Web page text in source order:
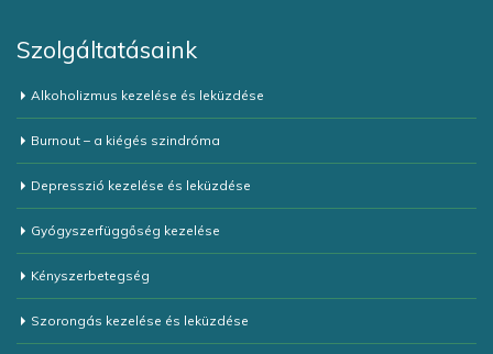
Szolgáltatásaink
Alkoholizmus kezelése és leküzdése
Burnout – a kiégés szindróma
Depresszió kezelése és leküzdése
Gyógyszerfüggőség kezelése
Kényszerbetegség
Szorongás kezelése és leküzdése